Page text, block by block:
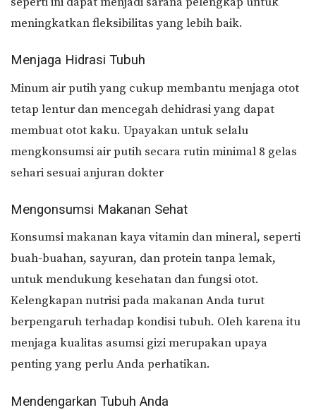
meningkatkan fleksibilitas yang lebih baik.
Menjaga Hidrasi Tubuh
Minum air putih yang cukup membantu menjaga otot
tetap lentur dan mencegah dehidrasi yang dapat
membuat otot kaku. Upayakan untuk selalu
mengkonsumsi air putih secara rutin minimal 8 gelas
sehari sesuai anjuran dokter
Mengonsumsi Makanan Sehat
Konsumsi makanan kaya vitamin dan mineral, seperti
buah-buahan, sayuran, dan protein tanpa lemak,
untuk mendukung kesehatan dan fungsi otot.
Kelengkapan nutrisi pada makanan Anda turut
berpengaruh terhadap kondisi tubuh. Oleh karena itu
menjaga kualitas asumsi gizi merupakan upaya
penting yang perlu Anda perhatikan.
Mendengarkan Tubuh Anda